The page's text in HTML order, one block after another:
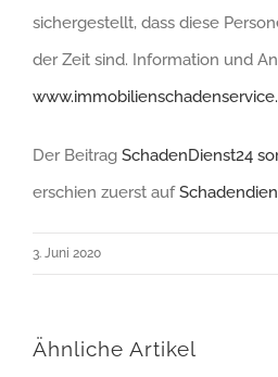
sichergestellt, dass diese
der Zeit sind. Information und
Der Beitrag SchadenDienst24
erschien zuerst auf
3. Juni 2020
Ähnliche Artikel